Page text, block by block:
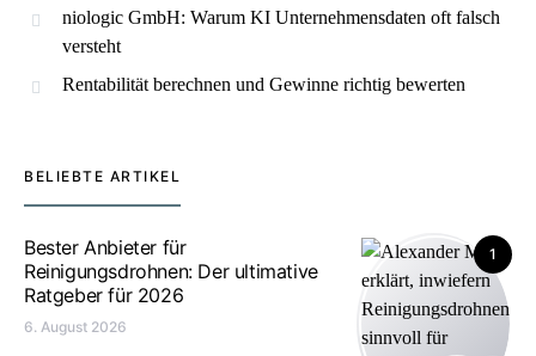
niologic GmbH: Warum KI Unternehmensdaten oft falsch
versteht
Rentabilität berechnen und Gewinne richtig bewerten
BELIEBTE ARTIKEL
1
Bester Anbieter für
Reinigungsdrohnen: Der ultimative
Ratgeber für 2026
6. August 2026